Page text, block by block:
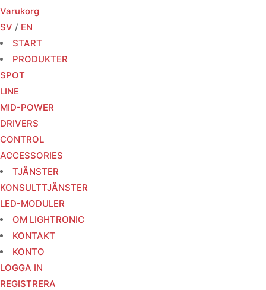
Varukorg
SV / EN
START
PRODUKTER
SPOT
LINE
MID-POWER
DRIVERS
CONTROL
ACCESSORIES
TJÄNSTER
KONSULTTJÄNSTER
LED-MODULER
OM LIGHTRONIC
KONTAKT
KONTO
LOGGA IN
REGISTRERA